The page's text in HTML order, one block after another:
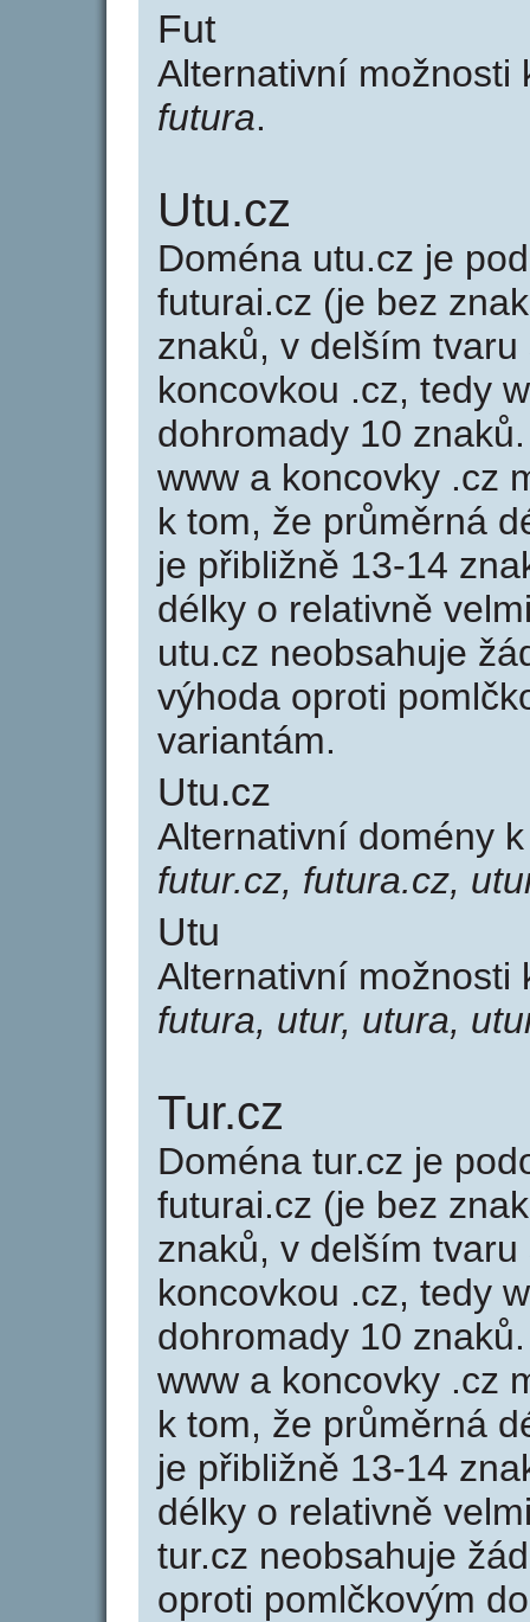
Fut
Alternativní možnosti
futura.
Utu.cz
Doména utu.cz je
futurai.cz (je bez
znaků, v delším
koncovkou .cz, tedy
dohromady 10
www a koncovky .cz
k tom, že průměrná
je přibližně 13-14
délky o relativně
utu.cz neobsahuje
výhoda oproti
variantám.
Utu.cz
Alternativní domény
futur.cz, futura.cz,
Utu
Alternativní možnosti
futura, utur, utura,
Tur.cz
Doména tur.cz je
futurai.cz (je bez
znaků, v delším
koncovkou .cz, tedy
dohromady 10
www a koncovky .cz
k tom, že průměrná
je přibližně 13-14
délky o relativně
tur.cz neobsahuje
oproti pomlčkovým